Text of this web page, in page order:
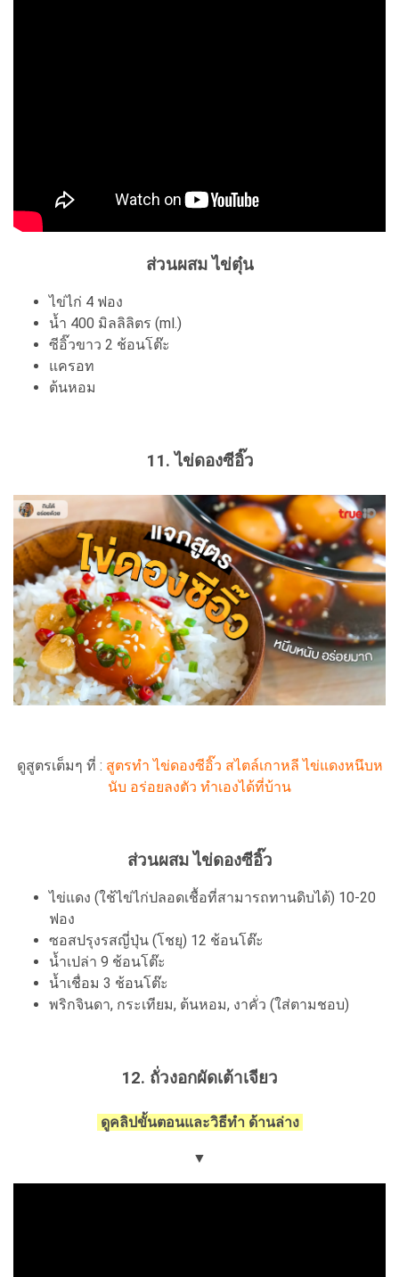
ส่วนผสม ไข่ตุ๋น
ไข่ไก่ 4 ฟอง
น้ำ 400 มิลลิลิตร (ml.)
ซีอิ๊วขาว 2 ช้อนโต๊ะ
แครอท
ต้นหอม
11. ไข่ดองซีอิ๊ว
ดูสูตรเต็มๆ ที่ : สูตรทำ ไข่ดองซีอิ๊ว สไตล์เกาหลี ไข่แดงหนึบห
นับ อร่อยลงตัว ทำเองได้ที่บ้าน
ส่วนผสม ไข่ดองซีอิ๊ว
ไข่แดง (ใช้ไข่ไก่ปลอดเชื้อที่สามารถทานดิบได้) 10-20
ฟอง
ซอสปรุงรสญี่ปุ่น (โชยุ) 12 ช้อนโต๊ะ
น้ำเปล่า 9 ช้อนโต๊ะ
น้ำเชื่อม 3 ช้อนโต๊ะ
พริกจินดา, กระเทียม, ต้นหอม, งาคั่ว (ใส่ตามชอบ)
12. ถั่วงอกผัดเต้าเจียว
ดูคลิปขั้นตอนและวิธีทำ ด้านล่าง
▼